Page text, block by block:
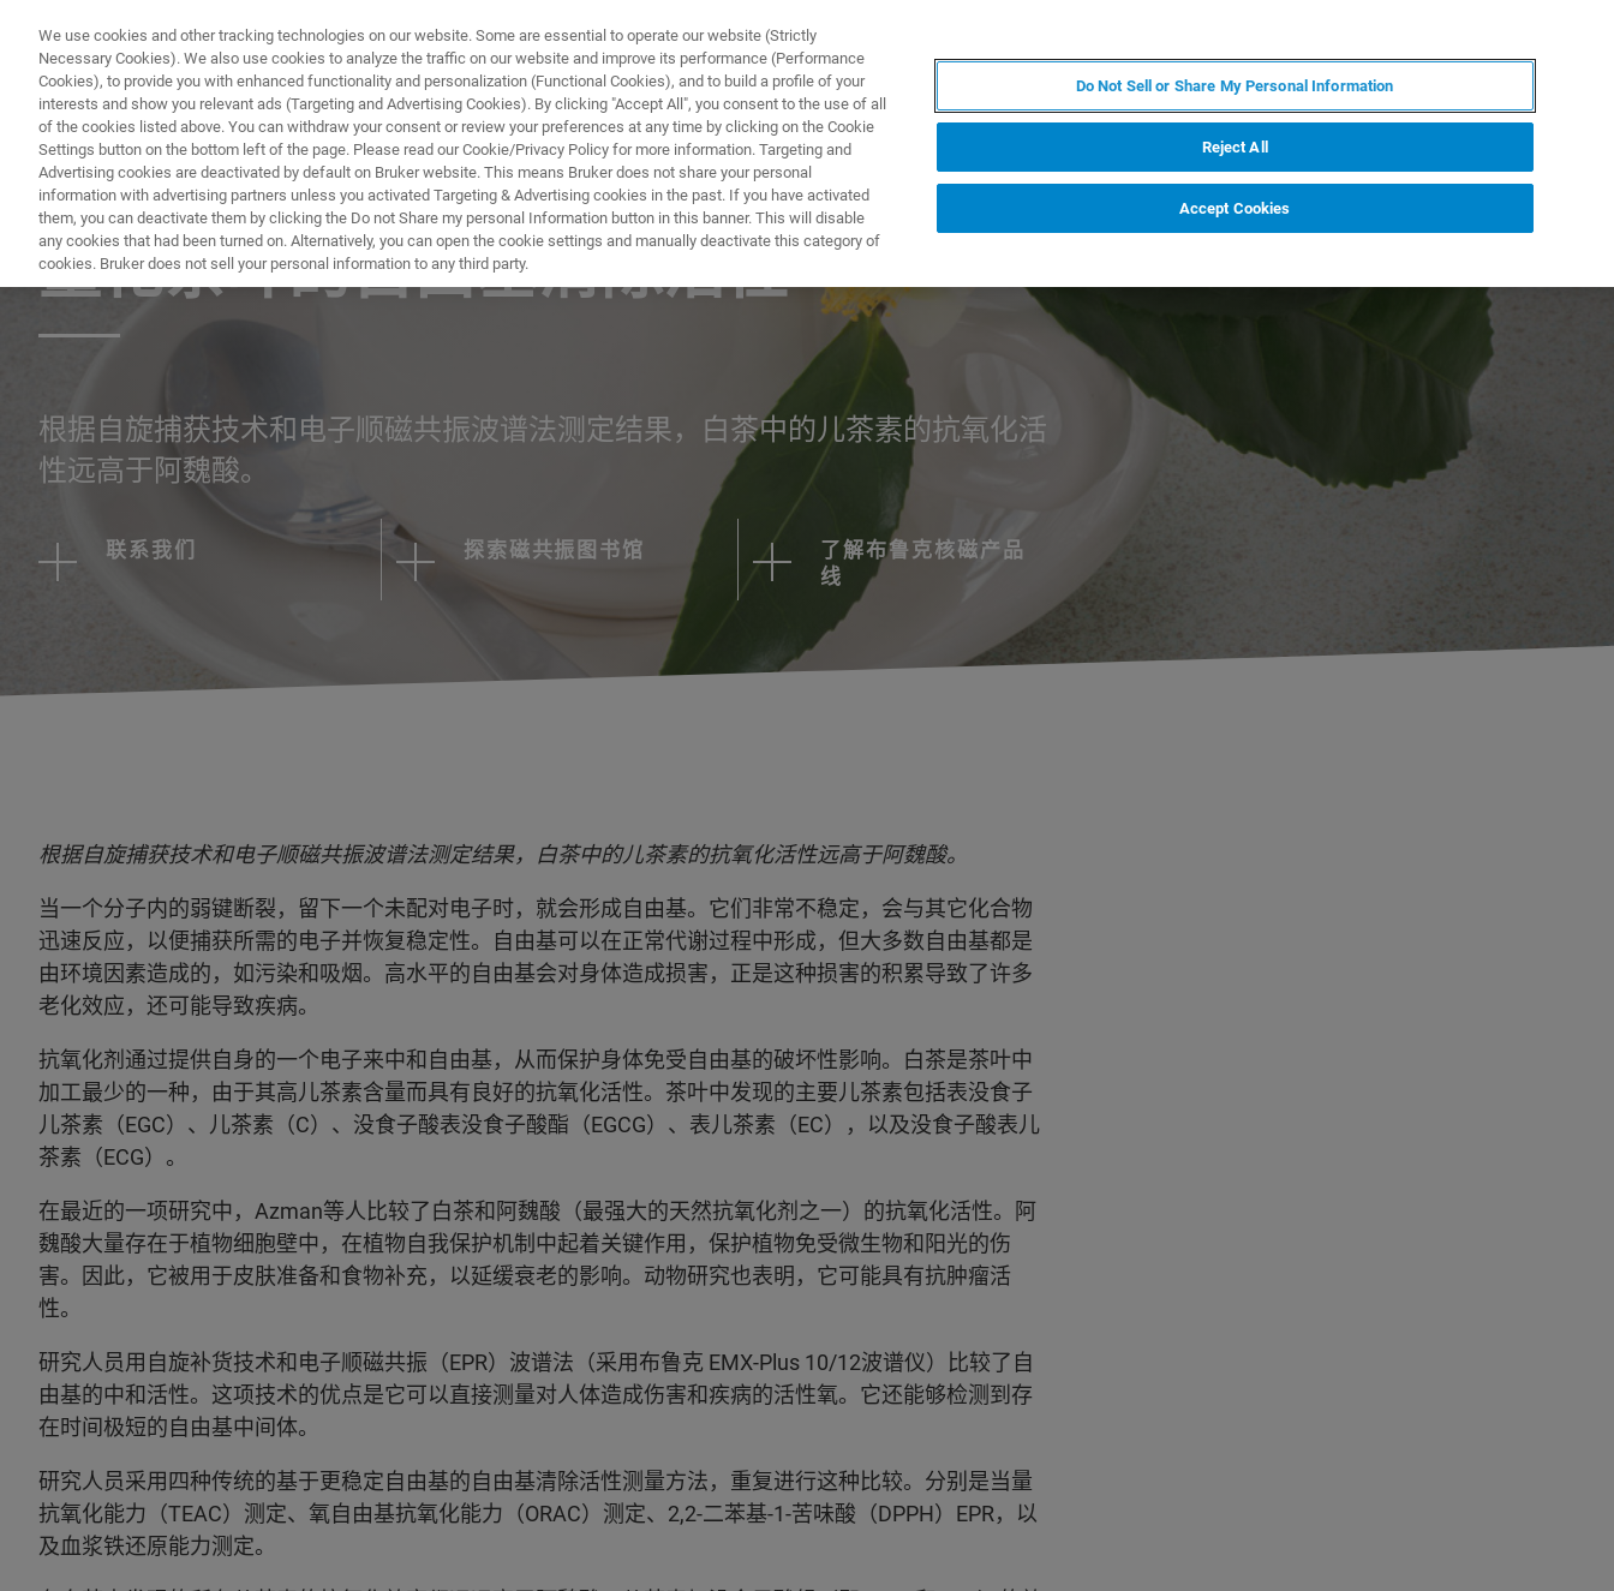
产品与解决方案
应用文档 - 磁共振
量化茶叶的自由基清除活性
根据自旋捕获技术和电子顺磁共振波谱法测定结果，白茶中的儿茶素的抗氧化活
性远高于阿魏酸。
联系我们 探索磁共振图书馆
了解布鲁克核磁产品
线
根据自旋捕获技术和电子顺磁共振波谱法测定结果，白茶中的儿茶素的抗氧化活性远高于阿魏酸。
当一个分子内的弱键断裂，留下一个未配对电子时，就会形成自由基。它们非常不稳定，会与其它化合物
迅速反应，以便捕获所需的电子并恢复稳定性。自由基可以在正常代谢过程中形成，但大多数自由基都是
由环境因素造成的，如污染和吸烟。高水平的自由基会对身体造成损害，正是这种损害的积累导致了许多
老化效应，还可能导致疾病。
抗氧化剂通过提供自身的一个电子来中和自由基，从而保护身体免受自由基的破坏性影响。白茶是茶叶中
加工最少的一种，由于其高儿茶素含量而具有良好的抗氧化活性。茶叶中发现的主要儿茶素包括表没食子
儿茶素（EGC）、儿茶素（C）、没食子酸表没食子酸酯（EGCG）、表儿茶素（EC），以及没食子酸表儿
茶素（ECG）。
在最近的一项研究中，Azman等人比较了白茶和阿魏酸（最强大的天然抗氧化剂之一）的抗氧化活性。阿
魏酸大量存在于植物细胞壁中，在植物自我保护机制中起着关键作用，保护植物免受微生物和阳光的伤
害。因此，它被用于皮肤准备和食物补充，以延缓衰老的影响。动物研究也表明，它可能具有抗肿瘤活
性。
研究人员用自旋补货技术和电子顺磁共振（EPR）波谱法（采用布鲁克 EMX-Plus 10/12波谱仪）比较了自
由基的中和活性。这项技术的优点是它可以直接测量对人体造成伤害和疾病的活性氧。它还能够检测到存
在时间极短的自由基中间体。
研究人员采用四种传统的基于更稳定自由基的自由基清除活性测量方法，重复进行这种比较。分别是当量
抗氧化能力（TEAC）测定、氧自由基抗氧化能力（ORAC）测定、2,2-二苯基-1-苦味酸（DPPH）EPR，以
及血浆铁还原能力测定。
We use cookies and other tracking technologies on our website. Some are essential to operate our website (Strictly
Necessary Cookies). We also use cookies to analyze the traffic on our website and improve its performance (Performance
Cookies), to provide you with enhanced functionality and personalization (Functional Cookies), and to build a profile of your
interests and show you relevant ads (Targeting and Advertising Cookies). By clicking "Accept All", you consent to the use of all
of the cookies listed above. You can withdraw your consent or review your preferences at any time by clicking on the Cookie
Settings button on the bottom left of the page. Please read our Cookie/Privacy Policy for more information. Targeting and
Advertising cookies are deactivated by default on Bruker website. This means Bruker does not share your personal
information with advertising partners unless you activated Targeting & Advertising cookies in the past. If you have activated
them, you can deactivate them by clicking the Do not Share my personal Information button in this banner. This will disable
any cookies that had been turned on. Alternatively, you can open the cookie settings and manually deactivate this category of
cookies. Bruker does not sell your personal information to any third party.
Do Not Sell or Share My Personal Information
Reject All
Accept Cookies